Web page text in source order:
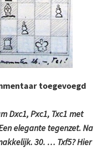
toegevoegd
Dxc1, Pxc1, Txc1 met
elegante tegenzet. Na
30. … Txf5? Hier